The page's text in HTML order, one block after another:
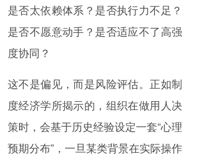
是否太依赖体系？是否执行力不足？
是否不愿意动手？是否适应不了高强
度协同？
这不是偏见，而是风险评估。正如制
度经济学所揭示的，组织在做用人决
策时，会基于历史经验设定一套“心理
预期分布”，一旦某类背景在实际操作